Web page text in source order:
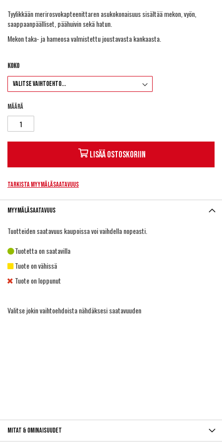
Tyylikkään merirosvokapteenittaren asukokonaisuus sisältää mekon, vyön,
saappaanpäälliset, päähuivin sekä hatun.
Mekon taka- ja hameosa valmistettu joustavasta kankaasta.
Koko
Määrä
Lisää ostoskoriin
Tarkista myymäläsaatavuus
Myymäläsaatavuus
Tuotteiden saatavuus kaupoissa voi vaihdella nopeasti.
Tuotetta on saatavilla
Tuote on vähissä
Tuote on loppunut
Valitse jokin vaihtoehdoista nähdäksesi saatavuuden
Mitat & ominaisuudet